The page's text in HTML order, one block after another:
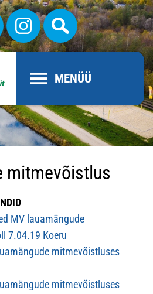
MENÜÜ
mitmevõistlus
MV lauamängude
7.04.19 Koeru
mitmevõistluses
mitmevõistluses